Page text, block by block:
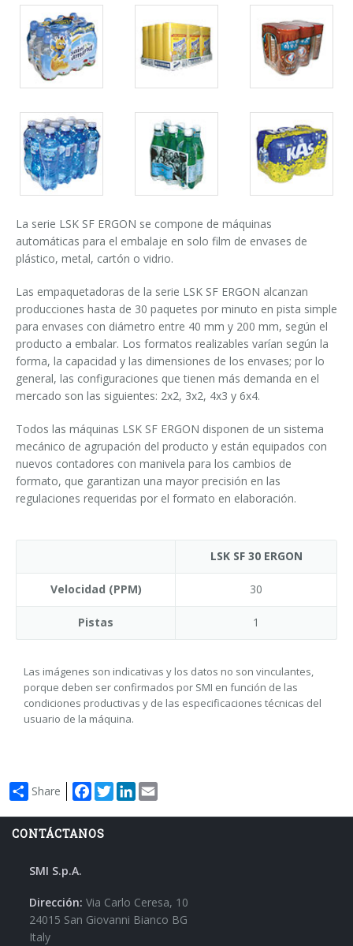
entrada en línea
entrada a 90°
Cursos paletizadores
Packs
gallery
Packs
gallery
Packs
gallery
Packs
gallery
Packs
gallery
Packs
gallery
La serie LSK SF ERGON se compone de máquinas
automáticas para el embalaje en solo film de envases de
plástico, metal, cartón o vidrio.
Las empaquetadoras de la serie LSK SF ERGON alcanzan
producciones hasta de 30 paquetes por minuto en pista simple
para envases con diámetro entre 40 mm y 200 mm, según el
producto a embalar. Los formatos realizables varían según la
forma, la capacidad y las dimensiones de los envases; por lo
general, las configuraciones que tienen más demanda en el
mercado son las siguientes: 2x2, 3x2, 4x3 y 6x4.
Todos las máquinas LSK SF ERGON disponen de un sistema
mecánico de agrupación del producto y están equipados con
nuevos contadores con manivela para los cambios de
formato, que garantizan una mayor precisión en las
regulaciones requeridas por el formato en elaboración.
LSK SF 30 ERGON
Velocidad (PPM) 30
Pistas 1
Las imágenes son indicativas y los datos no son vinculantes,
porque deben ser confirmados por SMI en función de las
condiciones productivas y de las especificaciones técnicas del
usuario de la máquina.
Share Facebook
TwitterLinkedIn
CONTÁCTANOS
SMI S.p.A.
Dirección: Via Carlo Ceresa, 10
24015 San Giovanni Bianco BG
Italy